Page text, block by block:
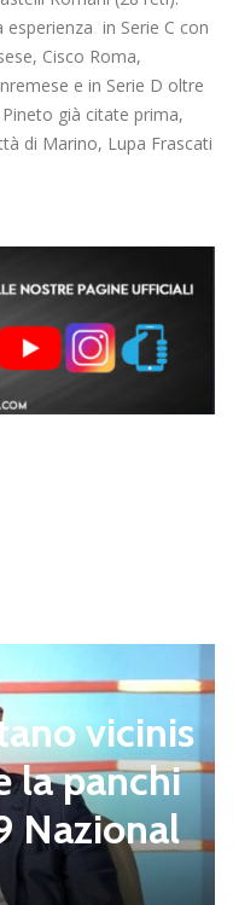
esperienza in Serie C con
Cisco Roma,
e in Serie D oltre
già citate prima,
di Marino, Lupa Frascati
vicinis
la panchi
Nazional